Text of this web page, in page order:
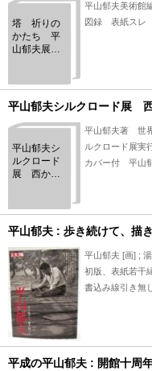
塔 祈りの
かたち 平
山郁夫展
平山郁夫美術館
図録 表紙スレ
平山郁夫シルクロード展
平山郁夫シ
ルクロード
展 西から
平山郁夫著 世
ルクロード展実
カバー付 平山
平山郁夫 : 歩き続けて、描
平山郁夫 [画] ;
初版、表紙若干
書込み線引き無
平成の平山郁夫 : 開館十周